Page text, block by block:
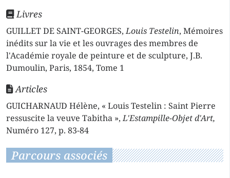
Livres
GUILLET DE SAINT-GEORGES,Louis Testelin, Mémoires
inédits sur la vie et les ouvrages des membres de
l'Académie royale de peinture et de sculpture, J.B.
Dumoulin, Paris, 1854, Tome 1
Articles
GUICHARNAUD Hélène, « Louis Testelin : Saint Pierre
ressuscite la veuve Tabitha »,L'Estampille-Objet d'Art,
Numéro 127, p. 83-84
Parcours associés